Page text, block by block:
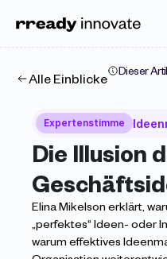
Alle Einblicke
Dieser
Expertenstimme
Die Illusion
Elina Mikelson erklärt,
„perfektes“ Ideen- oder
warum effektives